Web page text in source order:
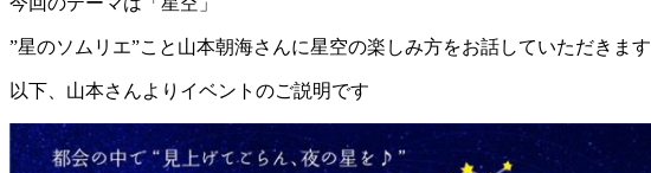
”星のソムリエ”こと山本朝海さんに星空の楽しみ方をお話していただきます
以下、山本さんよりイベントのご説明です